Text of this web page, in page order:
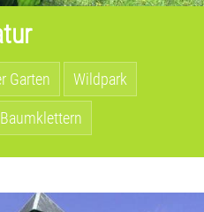
Garten Wildpark
Baumklettern